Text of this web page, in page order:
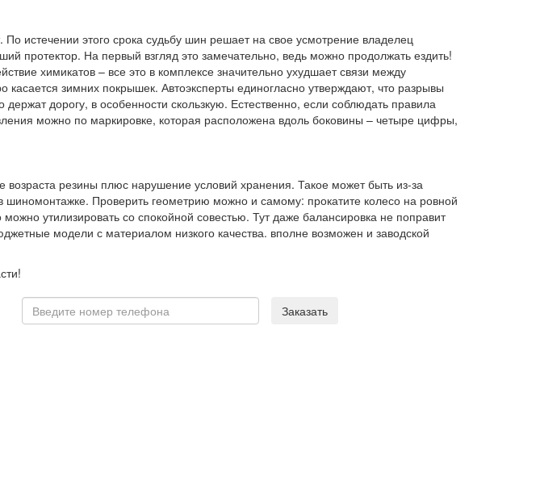
истечении этого срока судьбу шин решает на свое усмотрение владелец
протектор. На первый взгляд это замечательно, ведь можно продолжать ездить!
химикатов – все это в комплексе значительно ухудшает связи между
зимних покрышек. Автоэксперты единогласно утверждают, что разрывы
дорогу, в особенности скользкую. Естественно, если соблюдать правила
можно по маркировке, которая расположена вдоль боковины – четыре цифры,
возраста резины плюс нарушение условий хранения. Такое может быть из-за
Проверить геометрию можно и самому: прокатите колесо на ровной
утилизировать со спокойной совестью. Тут даже балансировка не поправит
модели с материалом низкого качества. вполне возможен и заводской
Заказать